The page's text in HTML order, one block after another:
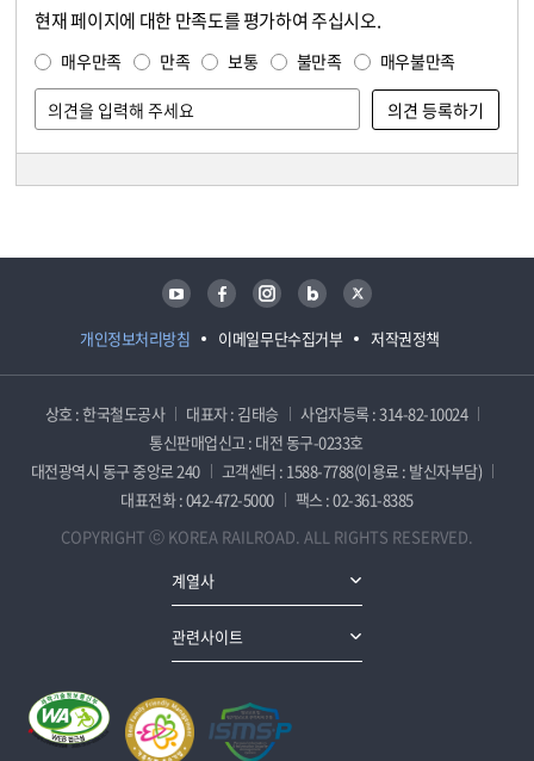
현재 페이지에 대한 만족도를 평가하여 주십시오.
매우만족 만족 보통 불만족 매우불만족
개인정보처리방침 이메일무단수집거부 저작권정책
유튜브 페이스북 인스타그램 블로그 트위터
상호 : 한국철도공사 대표자 : 김태승
사업자등록 : 314-82-10024
통신판매업신고 : 대전 동구-0233호
대전광역시 동구 중앙로 240
고객센터 : 1588-7788(이용료 : 발신자부담)
대표전화 : 042-472-5000
팩스 : 02-361-8385
COPYRIGHT ⓒ KOREA RAILROAD. ALL RIGHTS RESERVED.
계열사
관련사이트